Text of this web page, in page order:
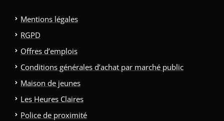
Mentions légales
RGPD
Offres d’emplois
Conditions générales d’achat par marché public
Maison de jeunes
Les Heures Claires
Police de proximité